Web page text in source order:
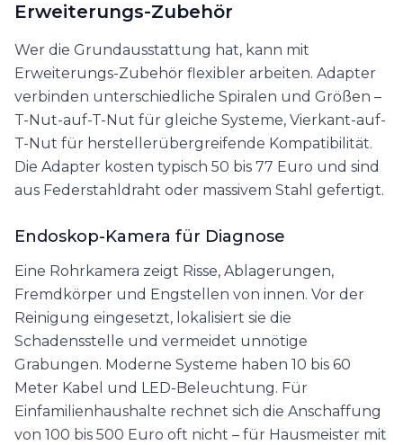
Erweiterungs-Zubehör
Wer die Grundausstattung hat, kann mit
Erweiterungs-Zubehör flexibler arbeiten. Adapter
verbinden unterschiedliche Spiralen und Größen –
T-Nut-auf-T-Nut für gleiche Systeme, Vierkant-auf-
T-Nut für herstellerübergreifende Kompatibilität.
Die Adapter kosten typisch 50 bis 77 Euro und sind
aus Federstahldraht oder massivem Stahl gefertigt.
Endoskop-Kamera für Diagnose
Eine Rohrkamera zeigt Risse, Ablagerungen,
Fremdkörper und Engstellen von innen. Vor der
Reinigung eingesetzt, lokalisiert sie die
Schadensstelle und vermeidet unnötige
Grabungen. Moderne Systeme haben 10 bis 60
Meter Kabel und LED-Beleuchtung. Für
Einfamilienhaushalte rechnet sich die Anschaffung
von 100 bis 500 Euro oft nicht – für Hausmeister mit